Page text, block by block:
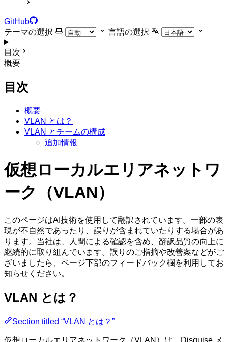
GitHub
テーマの選択
言語の選択
目次
概要
目次
概要
VLAN とは？
VLAN とチームの構成
追加情報
仮想ローカルエリアネットワ
ーク（VLAN）
このページはAI技術を使用して翻訳されています。一部の表
現が不自然であったり、誤りが含まれていたりする場合があ
ります。当社は、人間による確認を含め、翻訳品質の向上に
継続的に取り組んでいます。誤りのご指摘や改善案などがご
ざいましたら、ページ下部のフィードバック欄を利用してお
知らせください。
VLAN とは？
Section titled “VLAN とは？”
仮想ローカルエリアネットワーク（VLAN）は、Disguise メ